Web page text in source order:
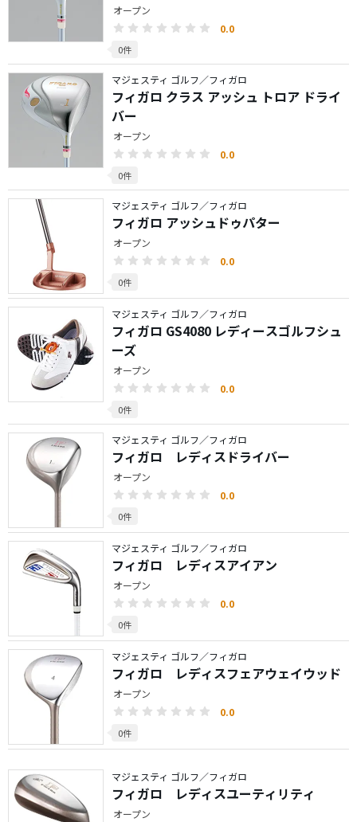
オープン
0.0
0件
マジェスティ ゴルフ／フィガロ
フィガロ クラス アッシュ トロア ドライ
バー
オープン
0.0
0件
マジェスティ ゴルフ／フィガロ
フィガロ アッシュドゥパター
オープン
0.0
0件
マジェスティ ゴルフ／フィガロ
フィガロ GS4080 レディースゴルフシュ
ーズ
オープン
0.0
0件
マジェスティ ゴルフ／フィガロ
フィガロ レディスドライバー
オープン
0.0
0件
マジェスティ ゴルフ／フィガロ
フィガロ レディスアイアン
オープン
0.0
0件
マジェスティ ゴルフ／フィガロ
フィガロ レディスフェアウェイウッド
オープン
0.0
0件
マジェスティ ゴルフ／フィガロ
フィガロ レディスユーティリティ
オープン